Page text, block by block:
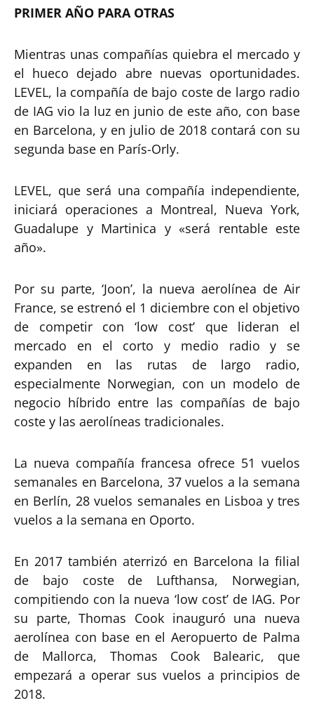
PRIMER AÑO PARA OTRAS
Mientras unas compañías quiebra el mercado y
el hueco dejado abre nuevas oportunidades.
LEVEL, la compañía de bajo coste de largo radio
de IAG vio la luz en junio de este año, con base
en Barcelona, y en julio de 2018 contará con su
segunda base en París-Orly.
LEVEL, que será una compañía independiente,
iniciará operaciones a Montreal, Nueva York,
Guadalupe y Martinica y «será rentable este
año».
Por su parte, ‘Joon’, la nueva aerolínea de Air
France, se estrenó el 1 diciembre con el objetivo
de competir con ‘low cost’ que lideran el
mercado en el corto y medio radio y se
expanden en las rutas de largo radio,
especialmente Norwegian, con un modelo de
negocio híbrido entre las compañías de bajo
coste y las aerolíneas tradicionales.
La nueva compañía francesa ofrece 51 vuelos
semanales en Barcelona, 37 vuelos a la semana
en Berlín, 28 vuelos semanales en Lisboa y tres
vuelos a la semana en Oporto.
En 2017 también aterrizó en Barcelona la filial
de bajo coste de Lufthansa, Norwegian,
compitiendo con la nueva ‘low cost’ de IAG. Por
su parte, Thomas Cook inauguró una nueva
aerolínea con base en el Aeropuerto de Palma
de Mallorca, Thomas Cook Balearic, que
empezará a operar sus vuelos a principios de
2018.